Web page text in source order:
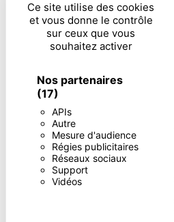
Ce site utilise des cookies
et vous donne le contrôle
sur ceux que vous
souhaitez activer
Nos partenaires
(17)
APIs
Autre
Mesure d'audience
Régies publicitaires
Réseaux sociaux
Support
Vidéos
En cochant
** Les données
limitation, d’opposition,
exercer ces droits par
prescription légale aux